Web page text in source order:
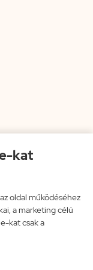
kat
oldal működéséhez
a marketing célú
kat csak a